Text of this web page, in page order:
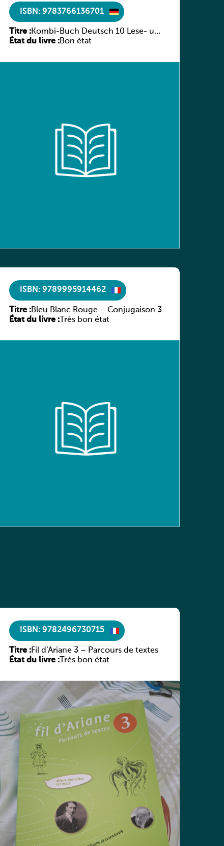
ISBN: 9783766136701
Titre :Kombi-Buch Deutsch 10 Lese- und
Sprachbuch
État du livre :Bon état
ISBN: 9789995914462
Titre :Bleu Blanc Rouge – Conjugaison 3
État du livre :Très bon état
ISBN: 9782496730715
Titre :Fil d’Ariane 3 – Parcours de textes
État du livre :Très bon état